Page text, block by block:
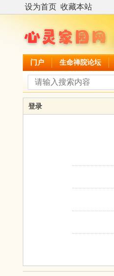
设为首页 收藏本站
门户 生命禅院论坛
登录